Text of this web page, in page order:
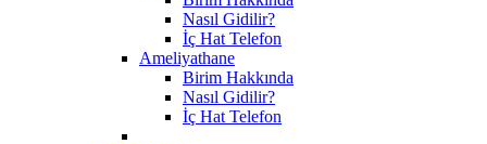
Nasıl Gidilir?
İç Hat Telefon
Ameliyathane
Birim Hakkında
Nasıl Gidilir?
İç Hat Telefon